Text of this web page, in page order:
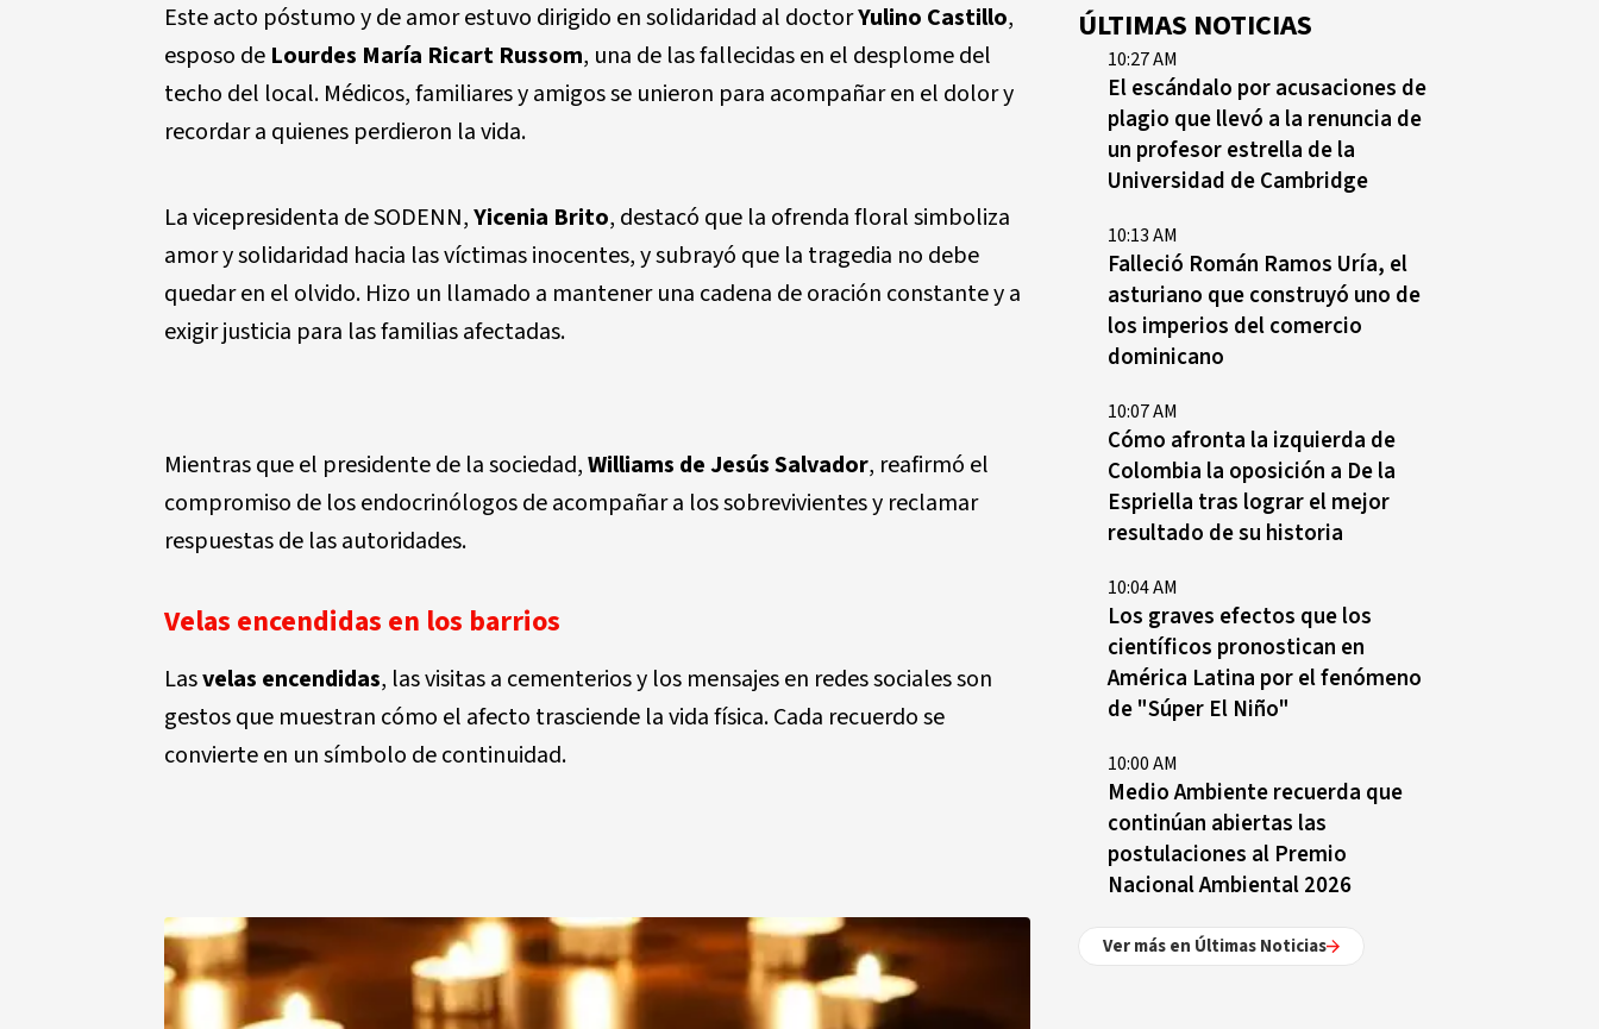
Este acto póstumo y de amor estuvo dirigido en solidaridad al doctorYulino Castillo,
esposo de Lourdes María Ricart Russom, una de las fallecidas en el desplome del
techo del local. Médicos, familiares y amigos se unieron para acompañar en el dolor y
recordar a quienes perdieron la vida.
La vicepresidenta de SODENN,Yicenia Brito, destacó que la ofrenda floral simboliza
amor y solidaridad hacia las víctimas inocentes, y subrayó que la tragedia no debe
quedar en el olvido. Hizo un llamado a mantener una cadena de oración constante y a
exigir justicia para las familias afectadas.
Mientras que el presidente de la sociedad,Williams de Jesús Salvador, reafirmó el
compromiso de los endocrinólogos de acompañar a los sobrevivientes y reclamar
respuestas de las autoridades.
Velas encendidas en los barrios
Lasvelas encendidas, las visitas a cementerios y los mensajes en redes sociales son
gestos que muestran cómo el afecto trasciende la vida física. Cada recuerdo se
convierte en un símbolo de continuidad.
ÚLTIMAS NOTICIAS
10:27 AM
El escándalo por acusaciones de
plagio que llevó a la renuncia de
un profesor estrella de la
Universidad de Cambridge
10:13 AM
Falleció Román Ramos Uría, el
asturiano que construyó uno de
los imperios del comercio
dominicano
10:07 AM
Cómo afronta la izquierda de
Colombia la oposición a De la
Espriella tras lograr el mejor
resultado de su historia
10:04 AM
Los graves efectos que los
científicos pronostican en
América Latina por el fenómeno
de "Súper El Niño"
10:00 AM
Medio Ambiente recuerda que
continúan abiertas las
postulaciones al Premio
Nacional Ambiental 2026
Ver más en Últimas Noticias